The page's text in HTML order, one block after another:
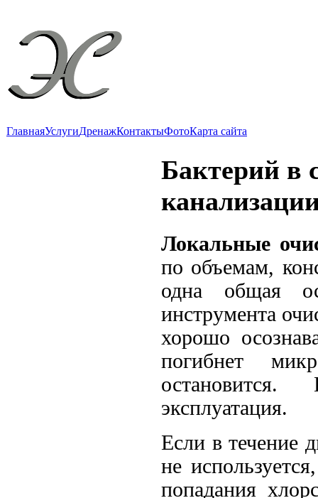
ГлавнаяУслугиДренажКонтактыФотоКарта сайта
Бактерий в
Локальные
по объемам,
одна общая
инструмента
хорошо
погибнет
эксплуатация.
Если в течение
не
попадания